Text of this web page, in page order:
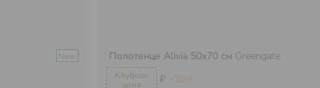
New
₽ -20%
Полотенце Alivia 50х70 см Greengate